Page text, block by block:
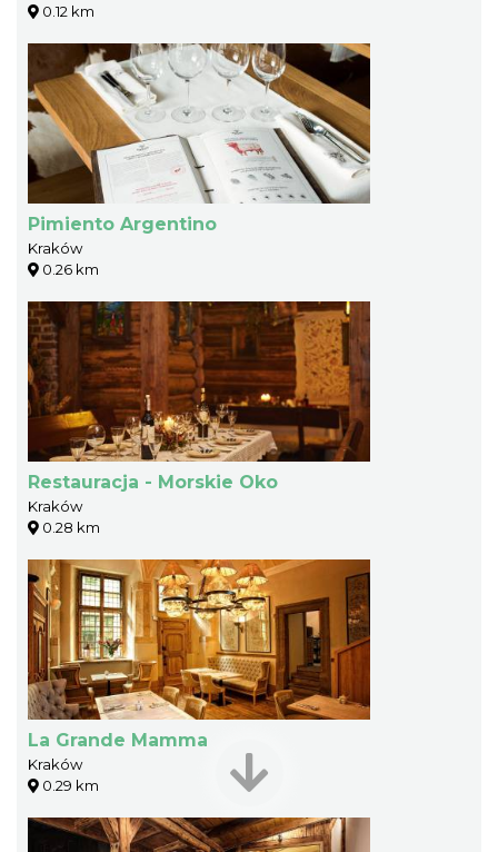
0.12 km
Pimiento Argentino
Kraków
0.26 km
Restauracja - Morskie Oko
Kraków
0.28 km
La Grande Mamma
Kraków
0.29 km